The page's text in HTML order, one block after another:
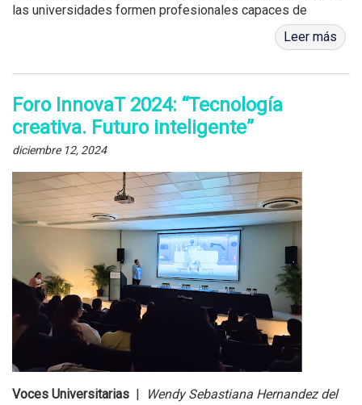
las universidades formen profesionales capaces de
adaptarse y liderar estoscambios. En este contexto, la
Leer más
Foro InnovaT 2024: “Tecnología
creativa. Futuro inteligente”
diciembre 12, 2024
Voces Universitarias
Wendy Sebastiana Hernandez del